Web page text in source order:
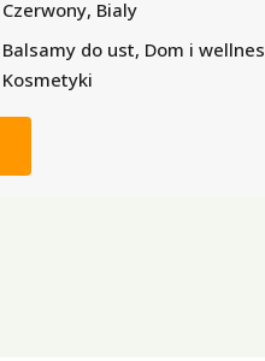
Czerwony, Bialy
Balsamy do ust, Dom i
Kosmetyki